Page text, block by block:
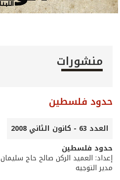
منشورات
حدود فلسطين
العدد 63 - كانون الثاني 2008
حدود فلسطين
إعداد: العميد الركن صالح حاج سليمان
مدير التوجيه